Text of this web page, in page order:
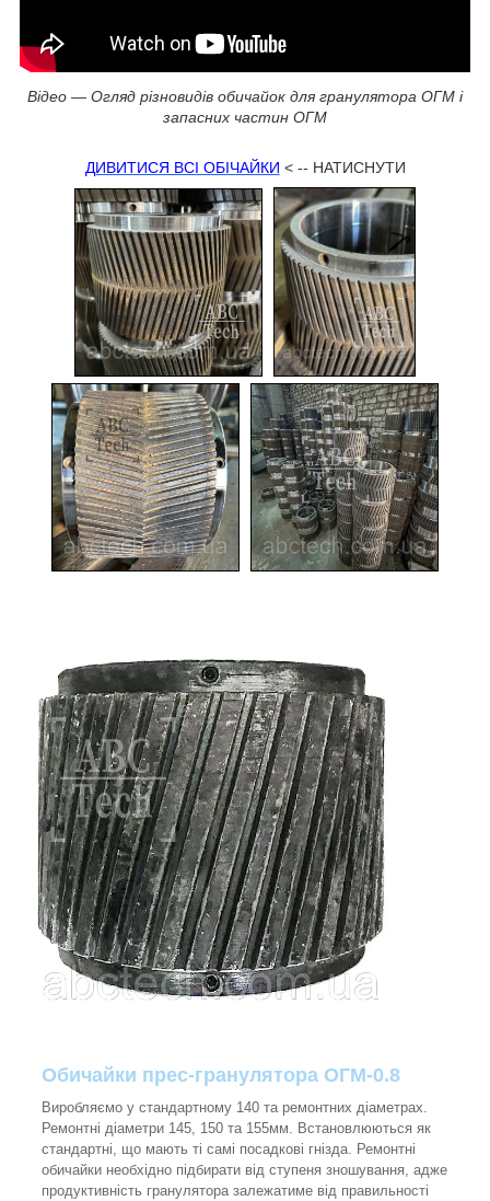
Відео — Огляд різновидів обичайок для гранулятора ОГМ і
запасних частин ОГМ
ДИВИТИСЯ ВСІ ОБІЧАЙКИ < -- НАТИСНУТИ
Обичайки прес-гранулятора ОГМ-0.8
Виробляємо у стандартному 140 та ремонтних діаметрах.
Ремонтні діаметри 145, 150 та 155мм. Встановлюються як
стандартні, що мають ті самі посадкові гнізда. Ремонтні
обичайки необхідно підбирати від ступеня зношування, адже
продуктивність гранулятора залежатиме від правильності